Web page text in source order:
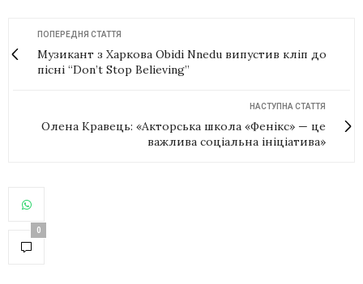
ПОПЕРЕДНЯ СТАТТЯ
Музикант з Харкова Obidi Nnedu випустив кліп до
пісні “Don’t Stop Believing”
НАСТУПНА СТАТТЯ
Олена Кравець: «Акторська школа «Фенікс» — це
важлива соціальна ініціатива»
0